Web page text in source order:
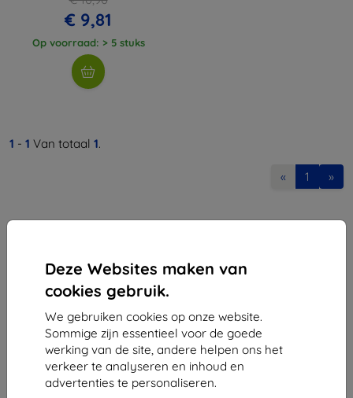
Deze Websites maken van
cookies gebruik.
We gebruiken cookies op onze website.
Sommige zijn essentieel voor de goede
werking van de site, andere helpen ons het
verkeer te analyseren en inhoud en
advertenties te personaliseren.
€ 9,81
Op voorraad: > 5 stuks
1 - 1 Van totaal 1.
« 1 »
Ulica Rudolfa Mocka 3750/2A
841 04 Bratislava
Bedrijfsnummer:46701494
BTW-nummer:SK2023549671